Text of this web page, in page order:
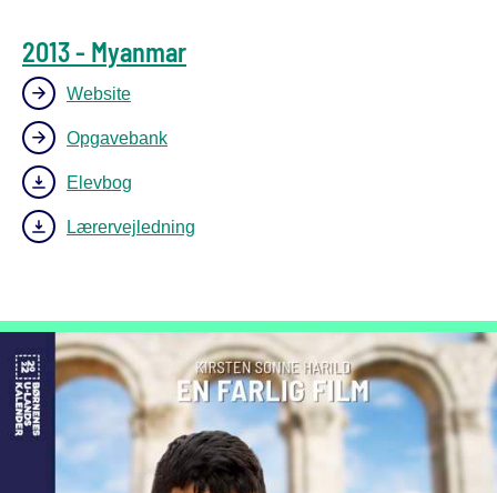
2013 - Myanmar
Website
Opgavebank
Elevbog
Lærervejledning